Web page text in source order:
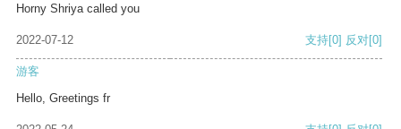
Horny Shriya called you
2022-07-12 支持[0] 反对[0]
游客
Hello, Greetings fr